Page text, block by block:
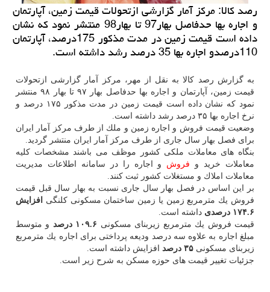
رصد كالا: مركز آمار گزارشی ازتحولات قیمت زمین، آپارتمان
و اجاره بها حدفاصل بهار97 تا بهار98 منتشر نمود كه نشان
داده است قیمت زمین در مدت مذكور 175درصد، آپارتمان
110درصدو اجاره بها 35 درصد رشد داشته است.
به گزارش رصد كالابه نقل از مهر، مركز آمار گزارشی ازتحولات
قیمت زمین، آپارتمان و اجاره بها حدفاصل بهار ۹۷ تا بهار ۹۸ منتشر
نمود كه نشان داده است قیمت زمین در مدت مذكور ۱۷۵ درصد و
نرخ اجاره بها ۳۵ درصد رشد داشته است.
وضعیت قیمت فروش و اجاره زمین و ملك از طرف مركز آمار ایران
برای فصل بهار سال جاری از طرف مركز آمار ایران منتشر گردید.
معاملات خرید و فروش
و اجاره را در سامانه‎ اطلاعات مدیریت
معاملات املاك و مستغلات كشور ثبت كنند.
بر این اساس در فصل بهار سال جاری نسبت به بهار سال قبل قیمت
فروش یك مترمربع زمین یا زمین ساختمان مسكونی كلنگی
افزایش
۱۷۴.۶ درصدی
داشته است.
قیمت فروش یك مترمربع زیربنای مسكونی ۱۰۹.۶ درصد
و متوسط
مبلغ اجاره به علاوه‎ سه درصد ودیعه‎ پرداختی برای اجاره‎ یك مترمربع
زیربنای مسكونی
افزایش داشته است.
جزئیات تغییر قیمت های حوزه مسكن به شرح زیر است.